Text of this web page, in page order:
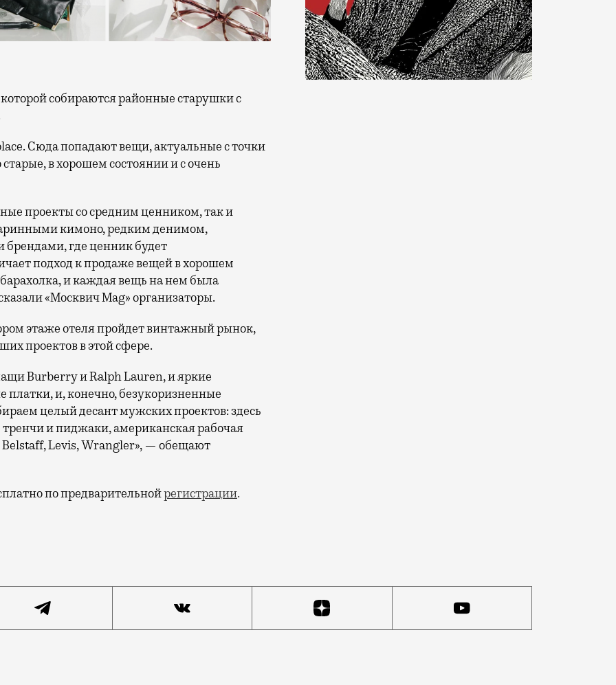
Сюда попадают вещи, актуальные с точки
в хорошем состоянии и с очень
проекты со средним ценником, так и
кимоно, редким денимом,
где ценник будет
подход к продаже вещей в хорошем
и каждая вещь на нем была
«Москвич Mag» организаторы.
этаже отеля пройдет винтажный рынок,
проектов в этой сфере.
Burberry и Ralph Lauren, и яркие
и, конечно, безукоризненные
целый десант мужских проектов: здесь
и пиджаки, американская рабочая
Belstaff, Levis, Wrangler», — обещают
по предварительнойрегистрации.
собираются районные старушки с ненужными беретами и блузами. В «Национале» пройдет Vintage